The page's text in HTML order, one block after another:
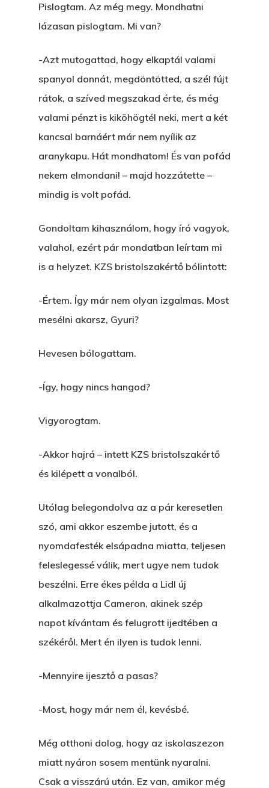
Pislogtam. Az még megy. Mondhatni
lázasan pislogtam. Mi van?
-Azt mutogattad, hogy elkaptál valami
spanyol donnát, megdöntötted, a szél fújt
rátok, a szíved megszakad érte, és még
valami pénzt is kiköhögtél neki, mert a két
kancsal barnáért már nem nyílik az
aranykapu. Hát mondhatom! És van pofád
nekem elmondani! – majd hozzátette –
mindig is volt pofád.
Gondoltam kihasználom, hogy író vagyok,
valahol, ezért pár mondatban leírtam mi
is a helyzet. KZS bristolszakértő bólintott:
-Értem. Így már nem olyan izgalmas. Most
mesélni akarsz, Gyuri?
Hevesen bólogattam.
-Így, hogy nincs hangod?
Vigyorogtam.
-Akkor hajrá – intett KZS bristolszakértő
és kilépett a vonalból.
Utólag belegondolva az a pár keresetlen
szó, ami akkor eszembe jutott, és a
nyomdafesték elsápadna miatta, teljesen
feleslegessé válik, mert ugye nem tudok
beszélni. Erre ékes példa a Lidl új
alkalmazottja Cameron, akinek szép
napot kívántam és felugrott ijedtében a
székéről. Mert én ilyen is tudok lenni.
-Mennyire ijesztő a pasas?
-Most, hogy már nem él, kevésbé.
Még otthoni dolog, hogy az iskolaszezon
miatt nyáron sosem mentünk nyaralni.
Csak a visszárú után. Ez van, amikor még